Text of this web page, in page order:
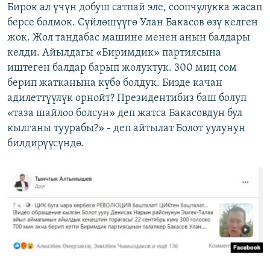
Бирок ал үчүн добуш сатпай эле, соопчулукка жасап
берсе болмок. Сүйлөшүүгө Улан Бакасов өзү келген
жок. Жол тандабас машине менен анын балдары
келди. Айылдагы «Биримдик» партиясына
иштеген балдар барып жолуктук. 300 миң сом
берип жатканына күбө болдук. Бизде качан
адилеттүүлүк орнойт? Президентибиз баш болуп
«таза шайлоо болсун» деп жатса Бакасовдун бул
кылганы туурабы?» - деп айтылат Болот уулунун
билдирүүсүндө.